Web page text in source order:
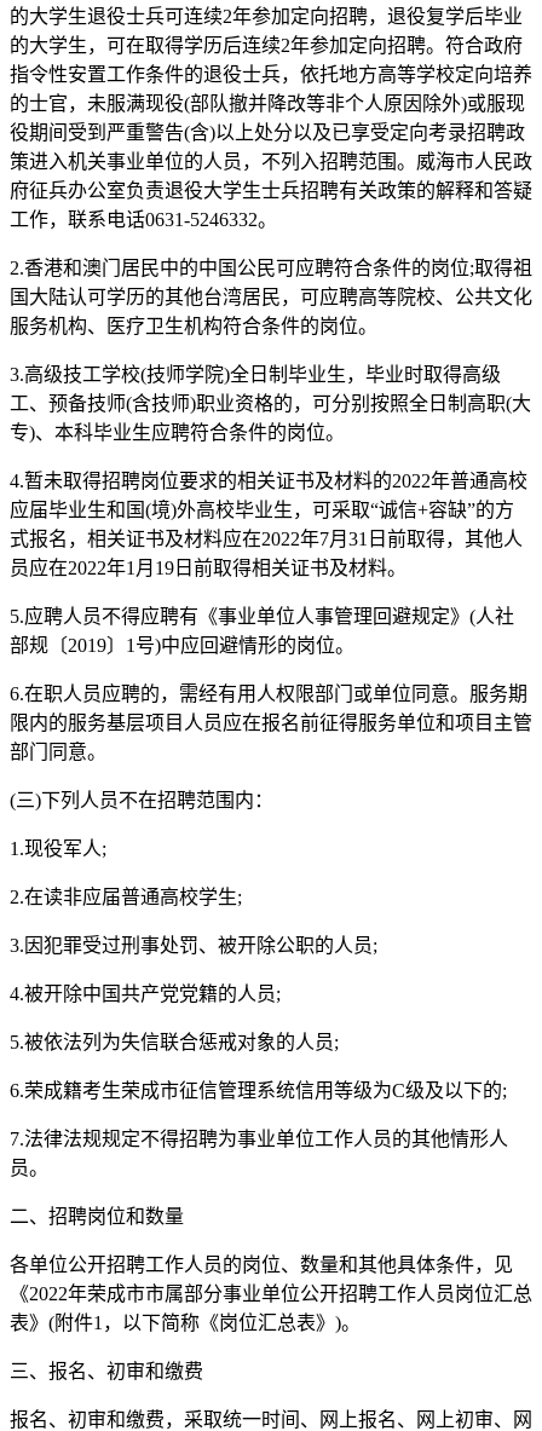
的大学生退役士兵可连续2年参加定向招聘，退役复学后毕业
的大学生，可在取得学历后连续2年参加定向招聘。符合政府
指令性安置工作条件的退役士兵，依托地方高等学校定向培养
的士官，未服满现役(部队撤并降改等非个人原因除外)或服现
役期间受到严重警告(含)以上处分以及已享受定向考录招聘政
策进入机关事业单位的人员，不列入招聘范围。威海市人民政
府征兵办公室负责退役大学生士兵招聘有关政策的解释和答疑
工作，联系电话0631-5246332。
2.香港和澳门居民中的中国公民可应聘符合条件的岗位;取得祖
国大陆认可学历的其他台湾居民，可应聘高等院校、公共文化
服务机构、医疗卫生机构符合条件的岗位。
3.高级技工学校(技师学院)全日制毕业生，毕业时取得高级
工、预备技师(含技师)职业资格的，可分别按照全日制高职(大
专)、本科毕业生应聘符合条件的岗位。
4.暂未取得招聘岗位要求的相关证书及材料的2022年普通高校
应届毕业生和国(境)外高校毕业生，可采取“诚信+容缺”的方
式报名，相关证书及材料应在2022年7月31日前取得，其他人
员应在2022年1月19日前取得相关证书及材料。
5.应聘人员不得应聘有《事业单位人事管理回避规定》(人社
部规〔2019〕1号)中应回避情形的岗位。
6.在职人员应聘的，需经有用人权限部门或单位同意。服务期
限内的服务基层项目人员应在报名前征得服务单位和项目主管
部门同意。
(三)下列人员不在招聘范围内：
1.现役军人;
2.在读非应届普通高校学生;
3.因犯罪受过刑事处罚、被开除公职的人员;
4.被开除中国共产党党籍的人员;
5.被依法列为失信联合惩戒对象的人员;
6.荣成籍考生荣成市征信管理系统信用等级为C级及以下的;
7.法律法规规定不得招聘为事业单位工作人员的其他情形人
员。
二、招聘岗位和数量
各单位公开招聘工作人员的岗位、数量和其他具体条件，见
《2022年荣成市市属部分事业单位公开招聘工作人员岗位汇总
表》(附件1，以下简称《岗位汇总表》)。
三、报名、初审和缴费
报名、初审和缴费，采取统一时间、网上报名、网上初审、网